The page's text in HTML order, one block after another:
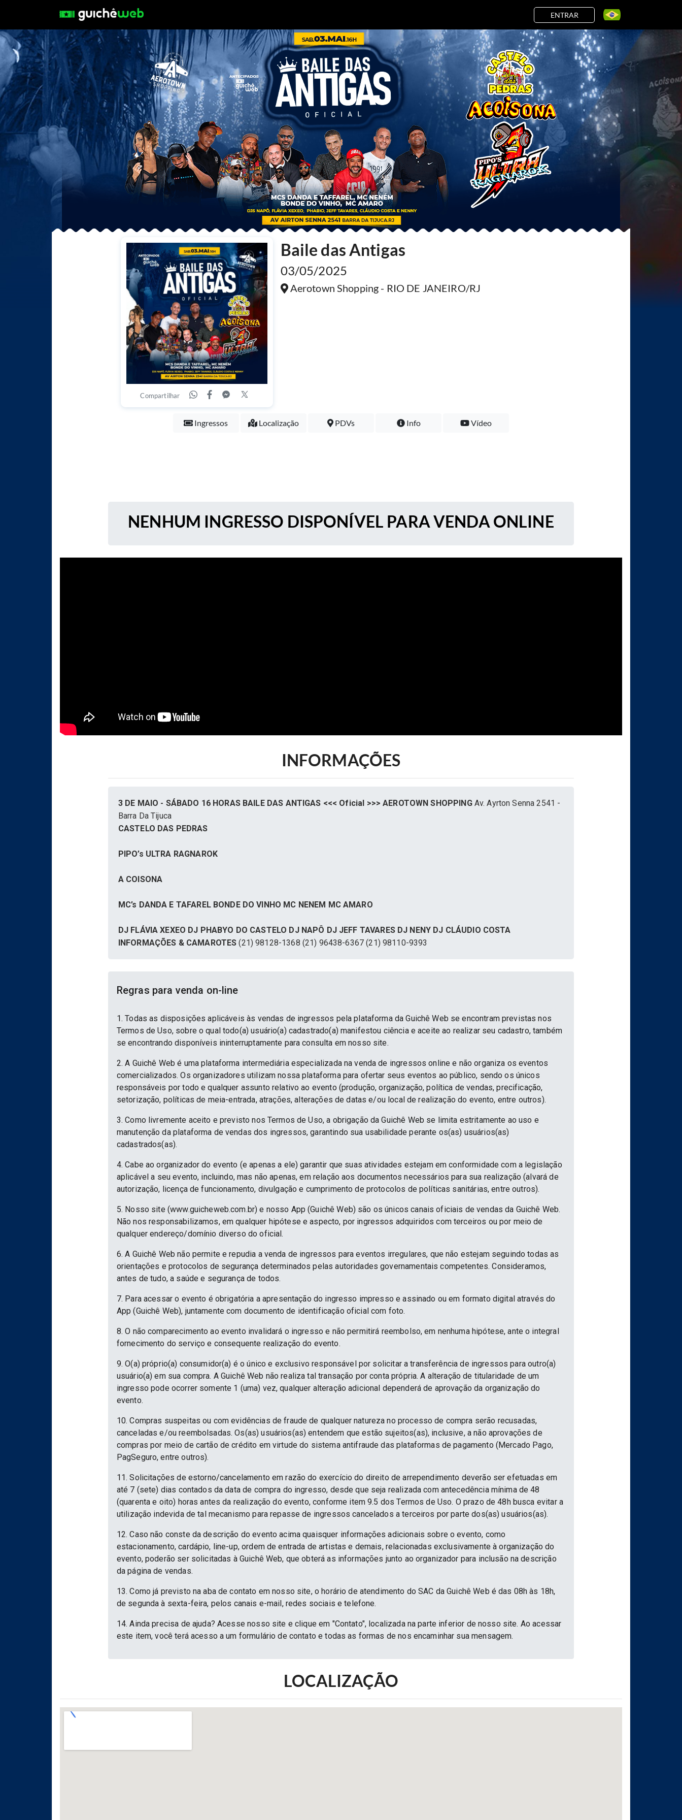
ENTRAR
Compartilhar
Baile das Antigas
03/05/2025
Aerotown Shopping - RIO DE JANEIRO/RJ
Ingressos Localização PDVs Info Vídeo
NENHUM INGRESSO DISPONÍVEL PARA VENDA ONLINE
INFORMAÇÕES
3 DE MAIO - SÁBADO 16 HORAS BAILE DAS ANTIGAS <<< Oficial >>> AEROTOWN SHOPPING Av. Ayrton Senna 2541 -
Barra Da Tijuca
CASTELO DAS PEDRAS
PIPO’s ULTRA RAGNAROK
A COISONA
MC’s DANDA E TAFAREL BONDE DO VINHO MC NENEM MC AMARO
DJ FLÁVIA XEXEO DJ PHABYO DO CASTELO DJ NAPÔ DJ JEFF TAVARES DJ NENY DJ CLÁUDIO COSTA
INFORMAÇÕES & CAMAROTES(21) 98128-1368 (21) 96438-6367 (21) 98110-9393
Regras para venda on-line
1. Todas as disposições aplicáveis às vendas de ingressos pela plataforma da Guichê Web se encontram previstas nos
Termos de Uso, sobre o qual todo(a) usuário(a) cadastrado(a) manifestou ciência e aceite ao realizar seu cadastro, também
se encontrando disponíveis ininterruptamente para consulta em nosso site.
2. A Guichê Web é uma plataforma intermediária especializada na venda de ingressos online e não organiza os eventos
comercializados. Os organizadores utilizam nossa plataforma para ofertar seus eventos ao público, sendo os únicos
responsáveis por todo e qualquer assunto relativo ao evento (produção, organização, política de vendas, precificação,
setorização, políticas de meia-entrada, atrações, alterações de datas e/ou local de realização do evento, entre outros).
3. Como livremente aceito e previsto nos Termos de Uso, a obrigação da Guichê Web se limita estritamente ao uso e
manutenção da plataforma de vendas dos ingressos, garantindo sua usabilidade perante os(as) usuários(as)
cadastrados(as).
4. Cabe ao organizador do evento (e apenas a ele) garantir que suas atividades estejam em conformidade com a legislação
aplicável a seu evento, incluindo, mas não apenas, em relação aos documentos necessários para sua realização (alvará de
autorização, licença de funcionamento, divulgação e cumprimento de protocolos de políticas sanitárias, entre outros).
5. Nosso site (www.guicheweb.com.br) e nosso App (Guichê Web) são os únicos canais oficiais de vendas da Guichê Web.
Não nos responsabilizamos, em qualquer hipótese e aspecto, por ingressos adquiridos com terceiros ou por meio de
qualquer endereço/domínio diverso do oficial.
6. A Guichê Web não permite e repudia a venda de ingressos para eventos irregulares, que não estejam seguindo todas as
orientações e protocolos de segurança determinados pelas autoridades governamentais competentes. Consideramos,
antes de tudo, a saúde e segurança de todos.
7. Para acessar o evento é obrigatória a apresentação do ingresso impresso e assinado ou em formato digital através do
App (Guichê Web), juntamente com documento de identificação oficial com foto.
8. O não comparecimento ao evento invalidará o ingresso e não permitirá reembolso, em nenhuma hipótese, ante o integral
fornecimento do serviço e consequente realização do evento.
9. O(a) próprio(a) consumidor(a) é o único e exclusivo responsável por solicitar a transferência de ingressos para outro(a)
usuário(a) em sua compra. A Guichê Web não realiza tal transação por conta própria. A alteração de titularidade de um
ingresso pode ocorrer somente 1 (uma) vez, qualquer alteração adicional dependerá de aprovação da organização do
evento.
10. Compras suspeitas ou com evidências de fraude de qualquer natureza no processo de compra serão recusadas,
canceladas e/ou reembolsadas. Os(as) usuários(as) entendem que estão sujeitos(as), inclusive, a não aprovações de
compras por meio de cartão de crédito em virtude do sistema antifraude das plataformas de pagamento (Mercado Pago,
PagSeguro, entre outros).
11. Solicitações de estorno/cancelamento em razão do exercício do direito de arrependimento deverão ser efetuadas em
até 7 (sete) dias contados da data de compra do ingresso, desde que seja realizada com antecedência mínima de 48
(quarenta e oito) horas antes da realização do evento, conforme item 9.5 dos Termos de Uso. O prazo de 48h busca evitar a
utilização indevida de tal mecanismo para repasse de ingressos cancelados a terceiros por parte dos(as) usuários(as).
12. Caso não conste da descrição do evento acima quaisquer informações adicionais sobre o evento, como
estacionamento, cardápio, line-up, ordem de entrada de artistas e demais, relacionadas exclusivamente à organização do
evento, poderão ser solicitadas à Guichê Web, que obterá as informações junto ao organizador para inclusão na descrição
da página de vendas.
13. Como já previsto na aba de contato em nosso site, o horário de atendimento do SAC da Guichê Web é das 08h às 18h,
de segunda à sexta-feira, pelos canais e-mail, redes sociais e telefone.
14. Ainda precisa de ajuda? Acesse nosso site e clique em "Contato", localizada na parte inferior de nosso site. Ao acessar
este item, você terá acesso a um formulário de contato e todas as formas de nos encaminhar sua mensagem.
LOCALIZAÇÃO